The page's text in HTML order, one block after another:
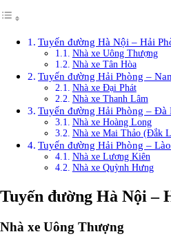
Tuyến đường Hà Nội – Hải
Nhà xe Uông Thượng
Nhà xe Tân Hòa
Tuyến đường Hải Phòng –
Nhà xe Đại Phát
Nhà xe Thanh Lâm
Tuyến đường Hải Phòng – Đà
Nhà xe Hoàng Long
Nhà xe Mai Thảo (Đắk
Tuyến đường Hải Phòng –
Nhà xe Lương Kiên
Nhà xe Quỳnh Hưng
Tuyến đường Hà Nội –
Nhà xe Uông Thượng